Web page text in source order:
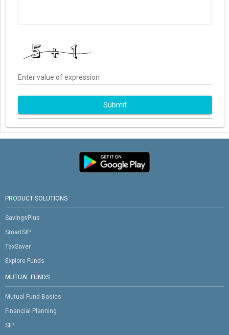
Enter value of expression
Submit
PRODUCT SOLUTIONS
SavingsPlus
SmartSIP
TaxSaver
Explore Funds
MUTUAL FUNDS
Mutual Fund Basics
Financial Planning
SIP